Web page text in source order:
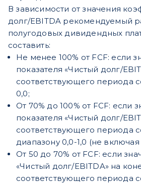
В зависимости от значения
долг/EBITDA рекомендуемый
полугодовых дивидендных
составить:
Не менее 100% от FCF: если
показателя «Чистый долг/
соответствующего периода
0,0;
От 70% до 100% от FCF: если
показателя «Чистый долг/
соответствующего периода
диапазону 0,0-1,0 (не включая
От 50 до 70% от FCF: если
«Чистый долг/EBITDA» на
соответствующего периода